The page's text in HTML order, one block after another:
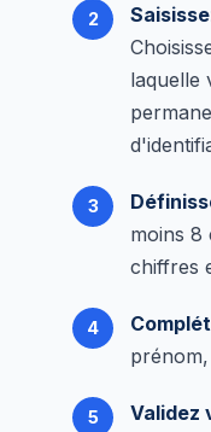
laquelle
moins 8
chiffres
Validez